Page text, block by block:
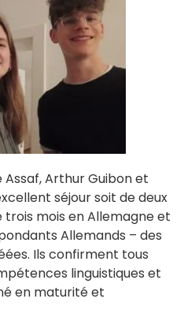
Arthur Guibon et
séjour soit de deux
mois en Allemagne et
Allemands – des
Ils confirment tous
linguistiques et
en maturité et